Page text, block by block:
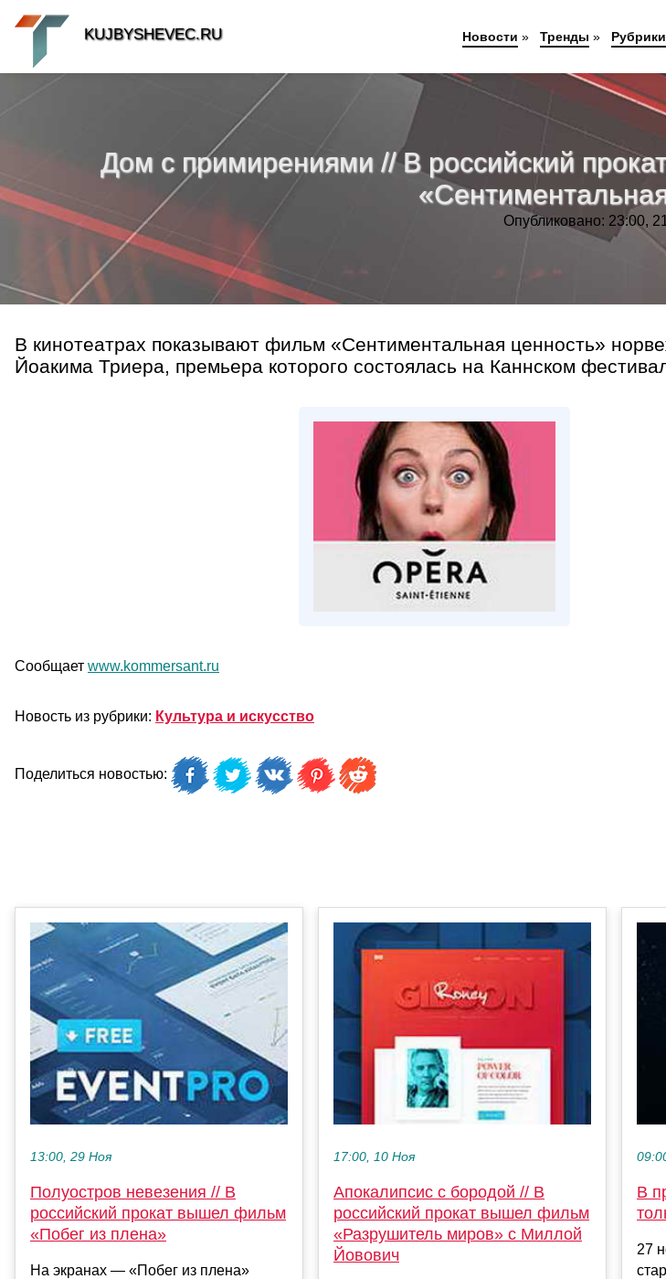
Дом с примирениями // В российский
Опубликовано: 23:00,
В кинотеатрах показывают фильм «Сентиментальная ценность»
Йоакима Триера, премьера которого состоялась на Каннском
Сообщает www.kommersant.ru
Новость из рубрики: Культура и искусство
Поделиться новостью:
13:00, 29 Ноя
Полуостров невезения // В
российский прокат вышел фильм
«Побег из плена»
На экранах — «Побег из плена»
17:00, 10 Ноя
Апокалипсис с бородой // В
российский прокат вышел фильм
«Разрушитель миров» с Миллой
Йовович
В
27
KUJBYSHEVEC.RU Новости » Тренды » Рубрики